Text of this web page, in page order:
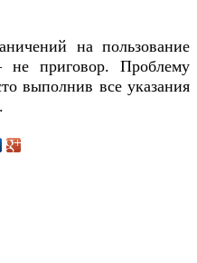
на пользование
не приговор. Проблему
выполнив все указания